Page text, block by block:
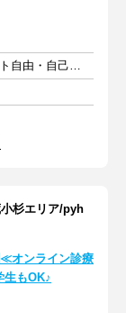
週3日以上 1日6時間以上 シフト自由・自己申告
杉エリア/pyh
≪オンライン診療
もOK♪